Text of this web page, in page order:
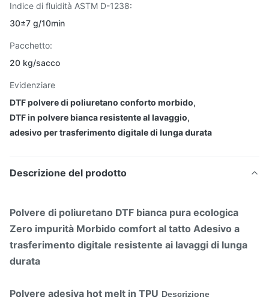
Indice di fluidità ASTM D-1238:
30±7 g/10min
Pacchetto:
20 kg/sacco
Evidenziare
DTF polvere di poliuretano conforto morbido,
DTF in polvere bianca resistente al lavaggio,
adesivo per trasferimento digitale di lunga durata
Descrizione del prodotto
Polvere di poliuretano DTF bianca pura ecologica
Zero impurità Morbido comfort al tatto Adesivo a
trasferimento digitale resistente ai lavaggi di lunga
durata
Polvere adesiva hot melt in TPU Descrizione